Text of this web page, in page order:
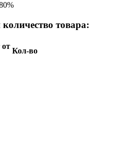
товара:
от
Кол-во